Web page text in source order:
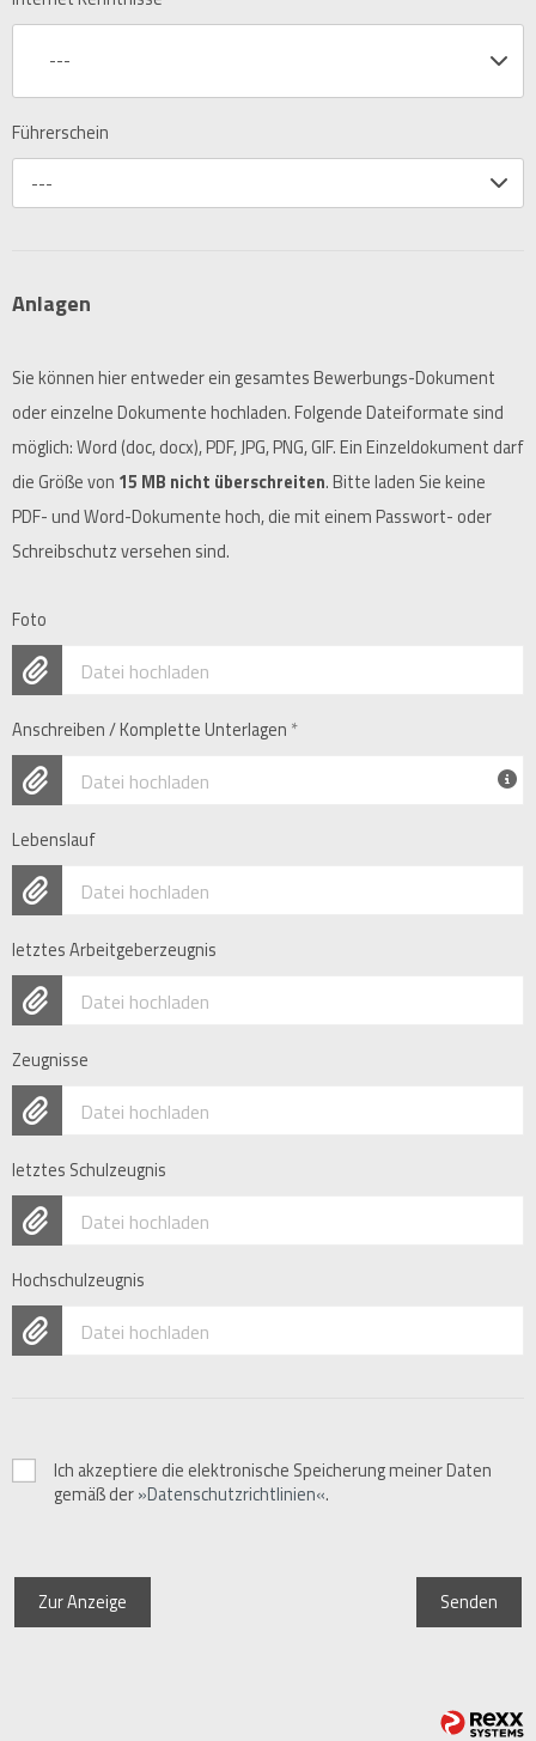
---
Führerschein
---
Anlagen
Sie können hier entweder ein gesamtes Bewerbungs-Dokument
oder einzelne Dokumente hochladen. Folgende Dateiformate sind
möglich: Word (doc, docx), PDF, JPG, PNG, GIF. Ein Einzeldokument darf
die Größe von 15 MB nicht überschreiten. Bitte laden Sie keine
PDF- und Word-Dokumente hoch, die mit einem Passwort- oder
Schreibschutz versehen sind.
Foto
Datei hochladen
Anschreiben / Komplette Unterlagen *
Datei hochladen
Lebenslauf
Datei hochladen
letztes Arbeitgeberzeugnis
Datei hochladen
Zeugnisse
Datei hochladen
letztes Schulzeugnis
Datei hochladen
Hochschulzeugnis
Datei hochladen
Ich akzeptiere die elektronische Speicherung meiner Daten
gemäß der Datenschutzrichtlinien .
Zur Anzeige Senden